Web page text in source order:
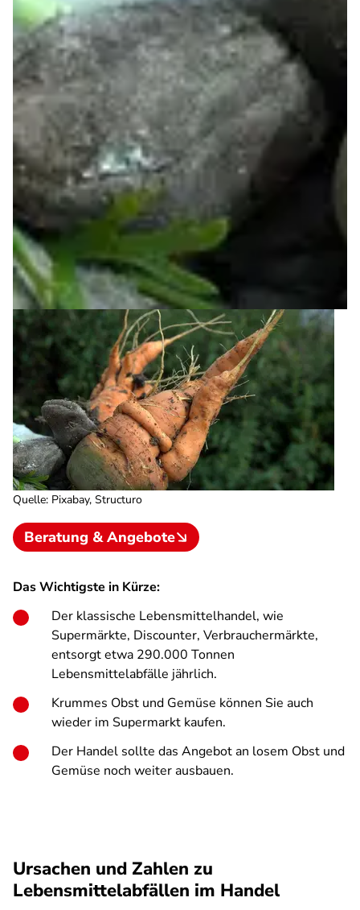
Quelle: Pixabay, Structuro
Beratung & Angebote
Das Wichtigste in Kürze:
Der klassische Lebensmittelhandel, wie
Supermärkte, Discounter, Verbrauchermärkte,
entsorgt etwa 290.000 Tonnen
Lebensmittelabfälle jährlich.
Krummes Obst und Gemüse können Sie auch
wieder im Supermarkt kaufen.
Der Handel sollte das Angebot an losem Obst und
Gemüse noch weiter ausbauen.
Ursachen und Zahlen zu
Lebensmittelabfällen im Handel